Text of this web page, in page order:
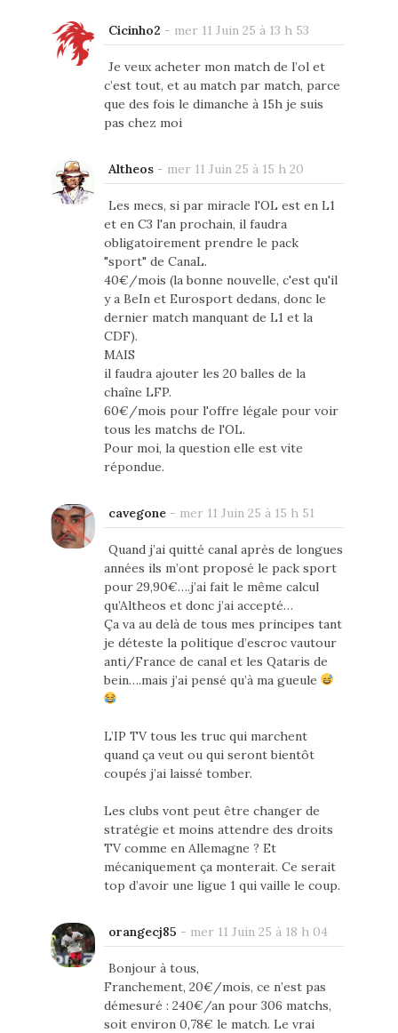
Cicinho2 - mer 11 Juin 25 à 13 h 53
Je veux acheter mon match de l’ol et
c’est tout, et au match par match, parce
que des fois le dimanche à 15h je suis
pas chez moi
Altheos- mer 11 Juin 25 à 15 h 20
Les mecs, si par miracle l'OL est en L1
et en C3 l'an prochain, il faudra
obligatoirement prendre le pack
"sport" de CanaL.
40€/mois (la bonne nouvelle, c'est qu'il
y a BeIn et Eurosport dedans, donc le
dernier match manquant de L1 et la
CDF).
MAIS
il faudra ajouter les 20 balles de la
chaîne LFP.
60€/mois pour l'offre légale pour voir
tous les matchs de l'OL.
Pour moi, la question elle est vite
répondue.
cavegone- mer 11 Juin 25 à 15 h 51
Quand j’ai quitté canal après de longues
années ils m’ont proposé le pack sport
pour 29,90€….j’ai fait le même calcul
qu’Altheos et donc j’ai accepté…
Ça va au delà de tous mes principes tant
je déteste la politique d’escroc vautour
anti/France de canal et les Qataris de
bein….mais j’ai pensé qu’à ma gueule
L’IP TV tous les truc qui marchent
quand ça veut ou qui seront bientôt
coupés j’ai laissé tomber.
Les clubs vont peut être changer de
stratégie et moins attendre des droits
TV comme en Allemagne ? Et
mécaniquement ça monterait. Ce serait
top d’avoir une ligue 1 qui vaille le coup.
orangecj85 - mer 11 Juin 25 à 18 h 04
Bonjour à tous,
Franchement, 20€/mois, ce n’est pas
démesuré : 240€/an pour 306 matchs,
soit environ 0,78€ le match. Le vrai